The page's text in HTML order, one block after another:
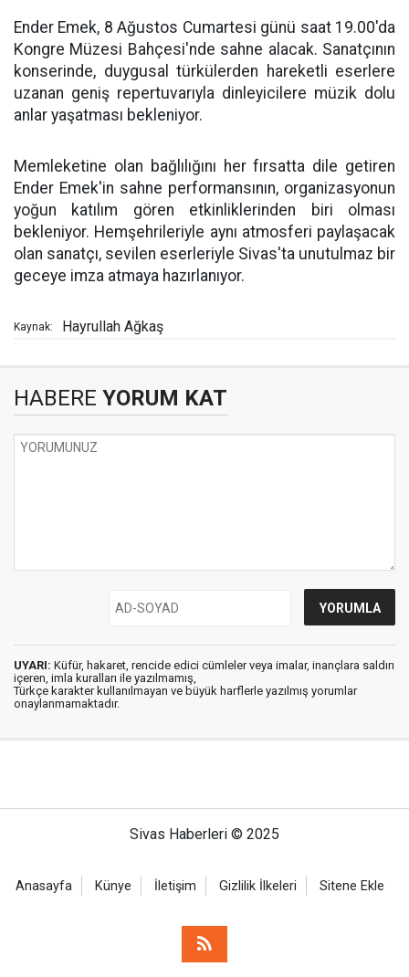
Ender Emek, 8 Ağustos Cumartesi günü saat 19.00'da
Kongre Müzesi Bahçesi'nde sahne alacak. Sanatçının
konserinde, duygusal türkülerden hareketli eserlere
uzanan geniş repertuvarıyla dinleyicilere müzik dolu
anlar yaşatması bekleniyor.
Memleketine olan bağlılığını her fırsatta dile getiren
Ender Emek'in sahne performansının, organizasyonun
yoğun katılım gören etkinliklerinden biri olması
bekleniyor. Hemşehrileriyle aynı atmosferi paylaşacak
olan sanatçı, sevilen eserleriyle Sivas'ta unutulmaz bir
geceye imza atmaya hazırlanıyor.
Kaynak: Hayrullah Ağkaş
HABERE YORUM KAT
UYARI: Küfür, hakaret, rencide edici cümleler veya imalar, inançlara saldırı
içeren, imla kuralları ile yazılmamış,
Türkçe karakter kullanılmayan ve büyük harflerle yazılmış yorumlar
onaylanmamaktadır.
Sivas Haberleri © 2025
Anasayfa Künye İletişim Gizlilik İlkeleri Sitene Ekle